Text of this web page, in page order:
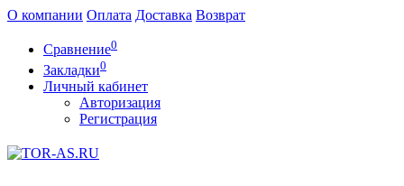
О компании Оплата Доставка Возврат
Сравнение0
Закладки0
Личный кабинет
Авторизация
Регистрация